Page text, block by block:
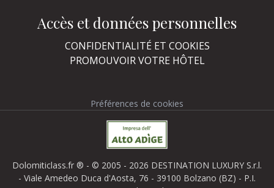
Accès et données personnelles
CONFIDENTIALITÉ ET COOKIES
PROMOUVOIR VOTRE HÔTEL
Préférences de cookies
Dolomiticlass.fr ® - © 2005 - 2026 DESTINATION LUXURY S.r.l.
- Viale Amedeo Duca d'Aosta, 76 - 39100 Bolzano (BZ) - P.I.